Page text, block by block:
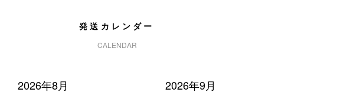
発送カレンダー
CALENDAR
2026年8月 2026年9月